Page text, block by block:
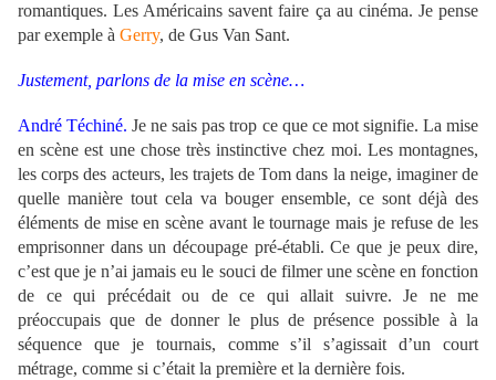
romantiques. Les Américains savent faire ça au cinéma. Je pense
par exemple à Gerry, de Gus Van Sant.
Justement, parlons de la mise en scène…
André Téchiné. Je ne sais pas trop ce que ce mot signifie. La mise
en scène est une chose très instinctive chez moi. Les montagnes,
les corps des acteurs, les trajets de Tom dans la neige, imaginer de
quelle manière tout cela va bouger ensemble, ce sont déjà des
éléments de mise en scène avant le tournage mais je refuse de les
emprisonner dans un découpage pré-établi. Ce que je peux dire,
c’est que je n’ai jamais eu le souci de filmer une scène en fonction
de ce qui précédait ou de ce qui allait suivre. Je ne me
préoccupais que de donner le plus de présence possible à la
séquence que je tournais, comme s’il s’agissait d’un court
métrage, comme si c’était la première et la dernière fois.